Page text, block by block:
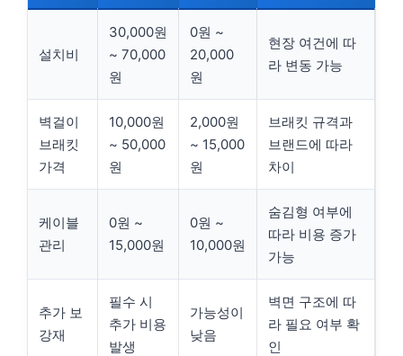
설치비
30,000원
~ 70,000
원
0원 ~
20,000
원
현장 여건에 따
라 변동 가능
벽걸이
브래킷
가격
10,000원
~ 50,000
원
2,000원
~ 15,000
원
브래킷 규격과
브랜드에 따라
차이
케이블
관리
0원 ~
15,000원
0원 ~
10,000원
숨김형 여부에
따라 비용 증가
가능
추가 보
강재
필수 시
추가 비용
발생
가능성이
낮음
벽면 구조에 따
라 필요 여부 확
인